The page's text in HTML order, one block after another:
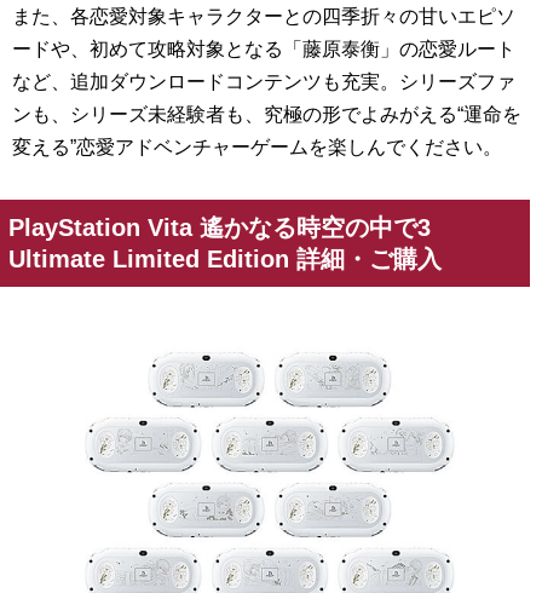
また、各恋愛対象キャラクターとの四季折々の甘いエピソ
ードや、初めて攻略対象となる「藤原泰衡」の恋愛ルート
など、追加ダウンロードコンテンツも充実。シリーズファ
ンも、シリーズ未経験者も、究極の形でよみがえる“運命を
変える”恋愛アドベンチャーゲームを楽しんでください。
PlayStation Vita 遙かなる時空の中で3
Ultimate Limited Edition 詳細・ご購入